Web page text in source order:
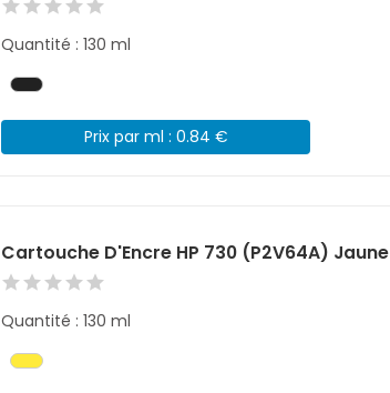
Quantité : 130 ml
Prix par ml : 0.84 €
Cartouche D'Encre HP 730 (P2V64A) Jaune
Quantité : 130 ml